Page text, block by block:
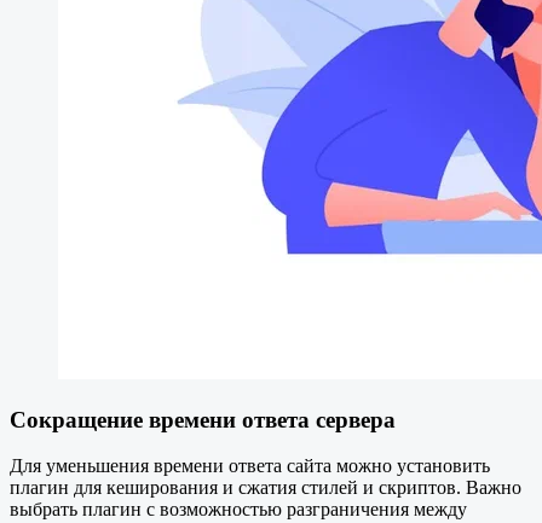
Сокращение времени ответа сервера
Для уменьшения времени ответа сайта можно установить
плагин для кеширования и сжатия стилей и скриптов. Важно
выбрать плагин с возможностью разграничения между